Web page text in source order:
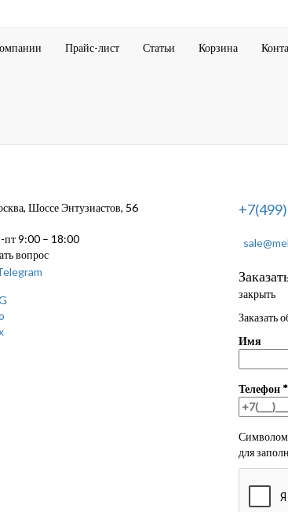
Прайс-лист Статьи Корзина
Шоссе Энтузиастов, 56
9:00 – 18:00
вопрос
закрыть
Заказать
Имя
Телефон *
Символом
для